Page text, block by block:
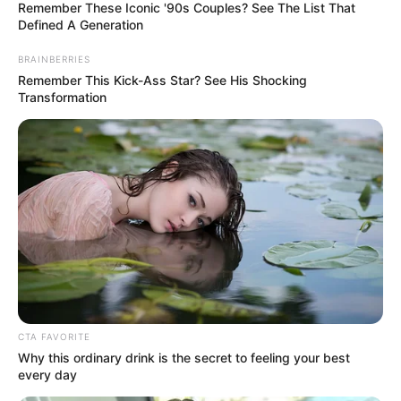
hatállyal nevezte ki, a rendeletet pedig Magyar
Péter ellenjegyezte.
Gulyás Gergely bírálta az eljárást
Gulyás Gergely, a Fidesz frakcióvezetője korábban
a közösségi oldalán reagált arra, hogy pénteken
Magyar Péter javaslatára a köztársasági elnök
felmentette a minisztériumok közigazgatási
államtitkárait. A politikus bírálta az eljárást, szerinte
az érintettek a leváltásukról csak a Magyar
Közlönyből értesültek.
Remember These Iconic '90s Couples? See The List That
Defined A Generation
BRAINBERRIES
Remember This Kick-Ass Star? See His Shocking
Transformation
CTA FAVORITE
Why this ordinary drink is the secret to feeling your best
every day